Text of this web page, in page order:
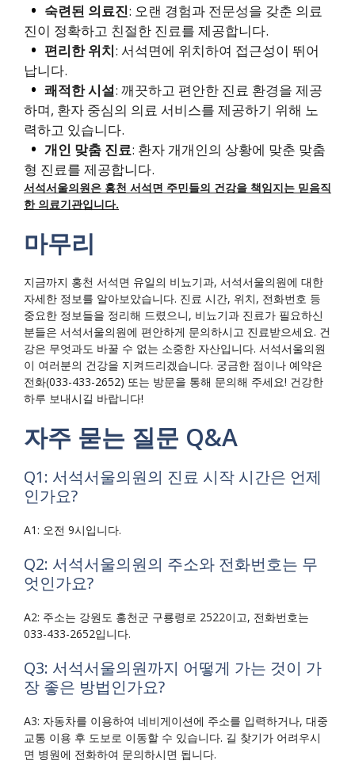
숙련된 의료진: 오랜 경험과 전문성을 갖춘 의료
진이 정확하고 친절한 진료를 제공합니다.
편리한 위치: 서석면에 위치하여 접근성이 뛰어
납니다.
쾌적한 시설: 깨끗하고 편안한 진료 환경을 제공
하며, 환자 중심의 의료 서비스를 제공하기 위해 노
력하고 있습니다.
개인 맞춤 진료: 환자 개개인의 상황에 맞춘 맞춤
형 진료를 제공합니다.
서석서울의원은 홍천 서석면 주민들의 건강을 책임지는 믿음직
한 의료기관입니다.
마무리
지금까지 홍천 서석면 유일의 비뇨기과, 서석서울의원에 대한
자세한 정보를 알아보았습니다. 진료 시간, 위치, 전화번호 등
중요한 정보들을 정리해 드렸으니, 비뇨기과 진료가 필요하신
분들은 서석서울의원에 편안하게 문의하시고 진료받으세요. 건
강은 무엇과도 바꿀 수 없는 소중한 자산입니다. 서석서울의원
이 여러분의 건강을 지켜드리겠습니다. 궁금한 점이나 예약은
전화(033-433-2652) 또는 방문을 통해 문의해 주세요! 건강한
하루 보내시길 바랍니다!
자주 묻는 질문 Q&A
Q1: 서석서울의원의 진료 시작 시간은 언제
인가요?
A1: 오전 9시입니다.
Q2: 서석서울의원의 주소와 전화번호는 무
엇인가요?
A2: 주소는 강원도 홍천군 구룡령로 2522이고, 전화번호는
033-433-2652입니다.
Q3: 서석서울의원까지 어떻게 가는 것이 가
장 좋은 방법인가요?
A3: 자동차를 이용하여 네비게이션에 주소를 입력하거나, 대중
교통 이용 후 도보로 이동할 수 있습니다. 길 찾기가 어려우시
면 병원에 전화하여 문의하시면 됩니다.